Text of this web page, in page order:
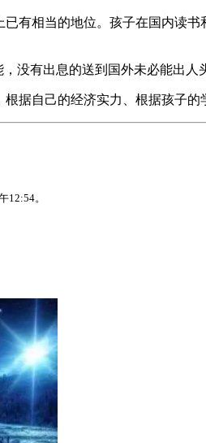
有相当的地位。孩子在国内读
没有出息的送到国外未必能出
据自己的经济实力、根据孩子
12:54。